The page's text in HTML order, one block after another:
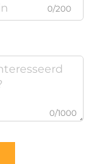
0/200
0/1000